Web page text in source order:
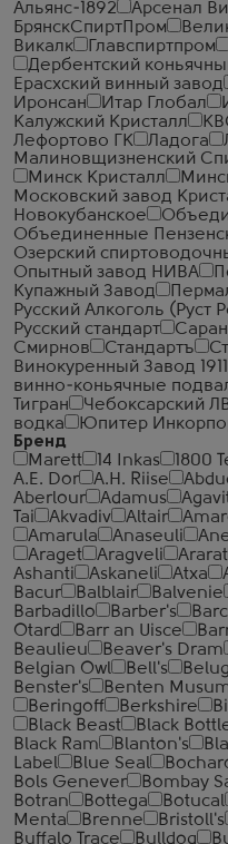
Альянс-1892 Арсенал
БрянскСпиртПром
Викалк
Главспиртпром
Дербентский
Ерасхский винный завод
Иронсан
Итар Глобал
Калужский Кристалл
Лефортово ГК
Ладога
Малиновщизненский
Минск Кристалл
Московский завод
Новокубанское
Объединенные
Озерский
Опытный завод НИВА
Купажный Завод
Русский Алкоголь (Руст
Русский стандарт
Смирнов
Стандартъ
Винокуренный Завод 1911
винно-коньячные
Тигран
Чебоксарский
водка
Юпитер
Бренд
Marett
14 Inkas 1800
A.E. Dor
A.H. Riise
Aberlour
Adamus
Tai
Akvadiv Altair
Amarula
Anaseuli
Araget
Aragveli Ararat
Ashanti
Askaneli Atxa
Bacur
Balblair Balvenie
Barbadillo
Barber's
Otard
Barr an Uisce
Beaulieu
Beaver's Dram
Belgian Owl
Bell's
Benster's
Benten
Beringoff
Berkshire
Black Beast
Black
Black Ram
Blanton's
Label
Blue Seal
Bols Genever
Bombay
Botran
Bottega Botucal
Menta
Brenne Bristoll's
Buffalo Trace
Bulldog